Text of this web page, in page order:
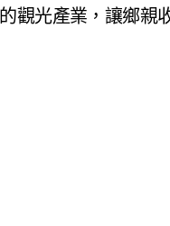
觀光產業，讓鄉親